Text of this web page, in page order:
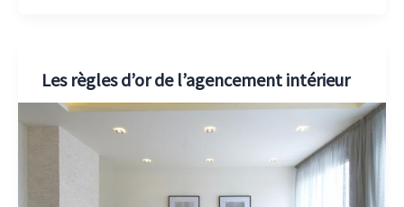
Les règles d’or de l’agencement intérieur